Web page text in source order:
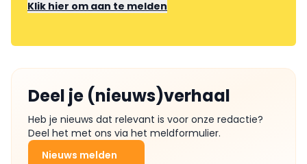
Klik hier om aan te melden
Deel je (nieuws)verhaal
Heb je nieuws dat relevant is voor onze redactie?
Deel het met ons via het meldformulier.
Nieuws melden